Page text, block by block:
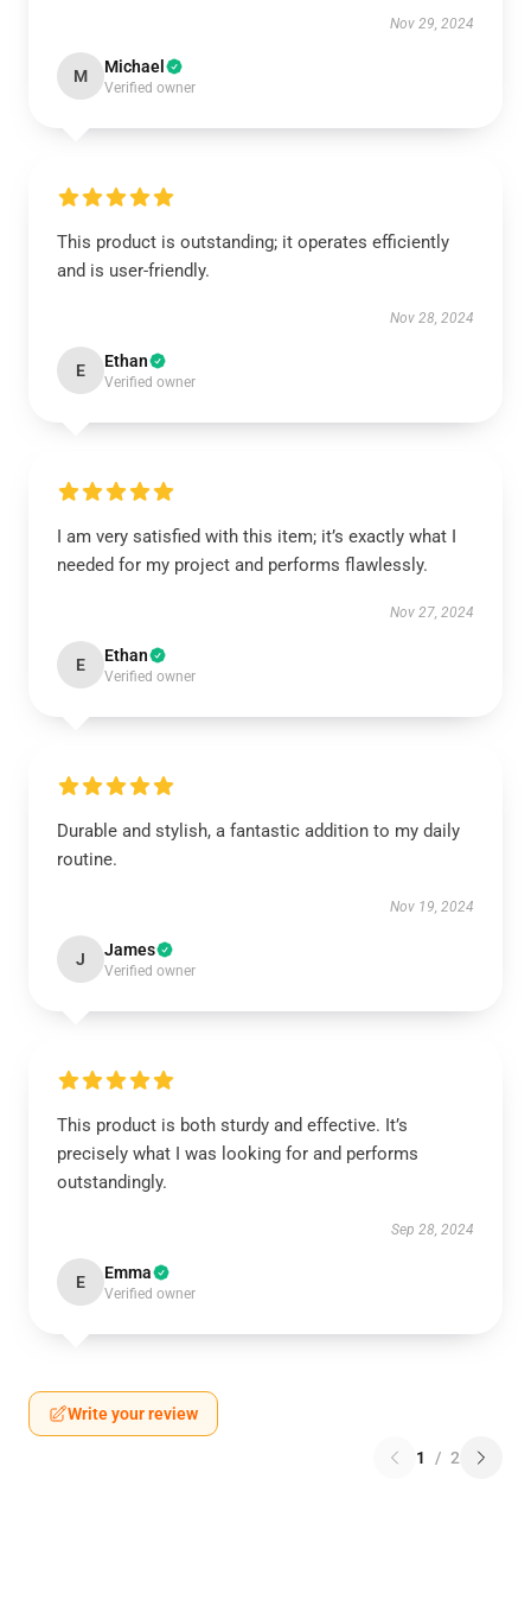
Nov 29, 2024
M Michael
Verified owner
This product is outstanding; it operates efficiently
and is user-friendly.
Nov 28, 2024
E Ethan
Verified owner
I am very satisfied with this item; it’s exactly what I
needed for my project and performs flawlessly.
Nov 27, 2024
E Ethan
Verified owner
Durable and stylish, a fantastic addition to my daily
routine.
Nov 19, 2024
J James
Verified owner
This product is both sturdy and effective. It’s
precisely what I was looking for and performs
outstandingly.
Sep 28, 2024
E Emma
Verified owner
Write your review
1 / 2